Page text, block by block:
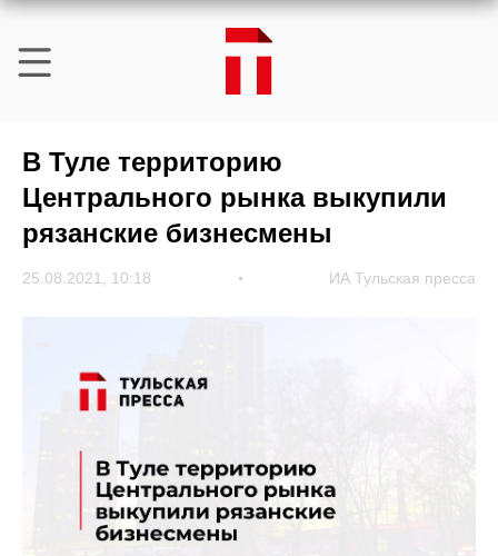
В Туле территорию
Центрального рынка выкупили
рязанские бизнесмены
25.08.2021, 10:18 ИА Тульская пресса